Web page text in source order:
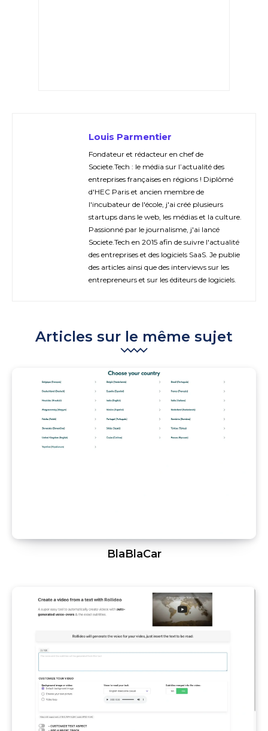
Louis Parmentier
Fondateur et rédacteur en chef de
Societe.Tech : le média sur l’actualité des
entreprises françaises en régions ! Diplômé
d'HEC Paris et ancien membre de
l'incubateur de l'école, j'ai créé plusieurs
startups dans le web, les médias et la culture.
Passionné par le journalisme, j'ai lancé
Societe.Tech en 2015 afin de suivre l'actualité
des entreprises et des logiciels SaaS. Je publie
des articles ainsi que des interviews sur les
entrepreneurs et sur les éditeurs de logiciels.
Articles sur le même sujet
BlaBlaCar